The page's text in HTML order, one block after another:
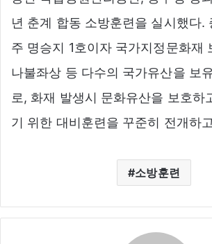
년 춘계 합동 소방훈련을 실시했다.
주 명승지 1호이자 국가지정문화재
나불좌상 등 다수의 국가유산을 보
로, 화재 발생시 문화유산을 보호하
기 위한 대비훈련을 꾸준히 전개하
소방훈련